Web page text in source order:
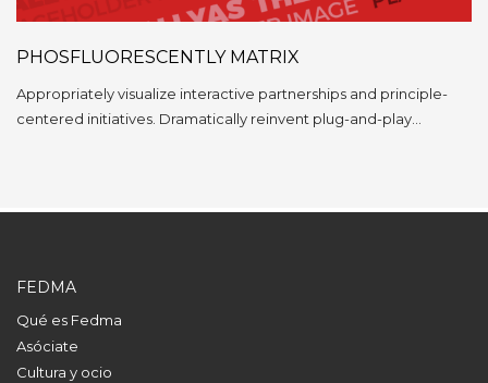
PHOSFLUORESCENTLY MATRIX
Appropriately visualize interactive partnerships and principle-
centered initiatives. Dramatically reinvent plug-and-play…
FEDMA
Qué es Fedma
Asóciate
Cultura y ocio